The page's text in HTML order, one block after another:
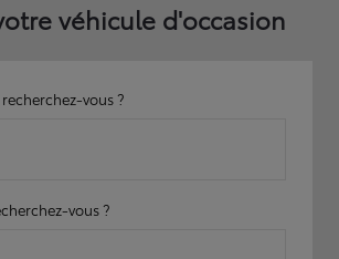
véhicule d'occasion
vous ?
vous ?